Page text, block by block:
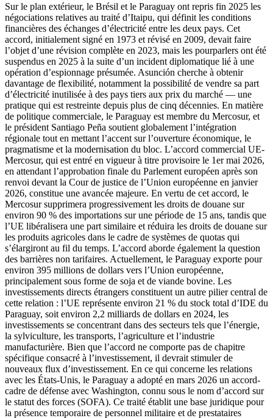
Sur le plan extérieur, le Brésil et le Paraguay ont repris fin 2025 les
négociations relatives au traité d’Itaipu, qui définit les conditions
financières des échanges d’électricité entre les deux pays. Cet
accord, initialement signé en 1973 et révisé en 2009, devait faire
l’objet d’une révision complète en 2023, mais les pourparlers ont été
suspendus en 2025 à la suite d’un incident diplomatique lié à une
opération d’espionnage présumée. Asunción cherche à obtenir
davantage de flexibilité, notamment la possibilité de vendre sa part
d’électricité inutilisée à des pays tiers aux prix du marché — une
pratique qui est restreinte depuis plus de cinq décennies. En matière
de politique commerciale, le Paraguay est membre du Mercosur, et
le président Santiago Peña soutient globalement l’intégration
régionale tout en mettant l’accent sur l’ouverture économique, le
pragmatisme et la modernisation du bloc. L’accord commercial UE-
Mercosur, qui est entré en vigueur à titre provisoire le 1er mai 2026,
en attendant l’approbation finale du Parlement européen après son
renvoi devant la Cour de justice de l’Union européenne en janvier
2026, constitue une avancée majeure. En vertu de cet accord, le
Mercosur supprimera progressivement les droits de douane sur
environ 90 % des importations sur une période de 15 ans, tandis que
l’UE libéralisera une part similaire et réduira les droits de douane sur
les produits agricoles dans le cadre de systèmes de quotas qui
s’élargiront au fil du temps. L’accord aborde également la question
des barrières non tarifaires. Actuellement, le Paraguay exporte pour
environ 395 millions de dollars vers l’Union européenne,
principalement sous forme de soja et de viande bovine. Les
investissements directs étrangers constituent un autre pilier central de
cette relation : l’UE représente environ 21 % du stock total d’IDE du
Paraguay, soit environ 2,2 milliards de dollars en 2024, les
investissements se concentrant dans des secteurs tels que l’énergie,
la sylviculture, les transports, l’agriculture et l’industrie
manufacturière. Bien que l’accord ne comporte pas de chapitre
spécifique consacré à l’investissement, il devrait stimuler de
nouveaux flux d’investissement. En ce qui concerne les relations
avec les États-Unis, le Paraguay a adopté en mars 2026 un accord-
cadre de défense avec Washington, connu sous le nom d’accord sur
le statut des forces (SOFA). Ce traité établit une base juridique pour
la présence temporaire de personnel militaire et de prestataires